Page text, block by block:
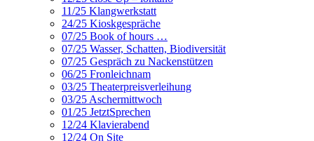
11/25 Klangwerkstatt
24/25 Kioskgespräche
07/25 Book of hours …
07/25 Wasser, Schatten, Biodiversität
07/25 Gespräch zu Nackenstützen
06/25 Fronleichnam
03/25 Theaterpreisverleihung
03/25 Aschermittwoch
01/25 JetztSprechen
12/24 Klavierabend
12/24 On Site